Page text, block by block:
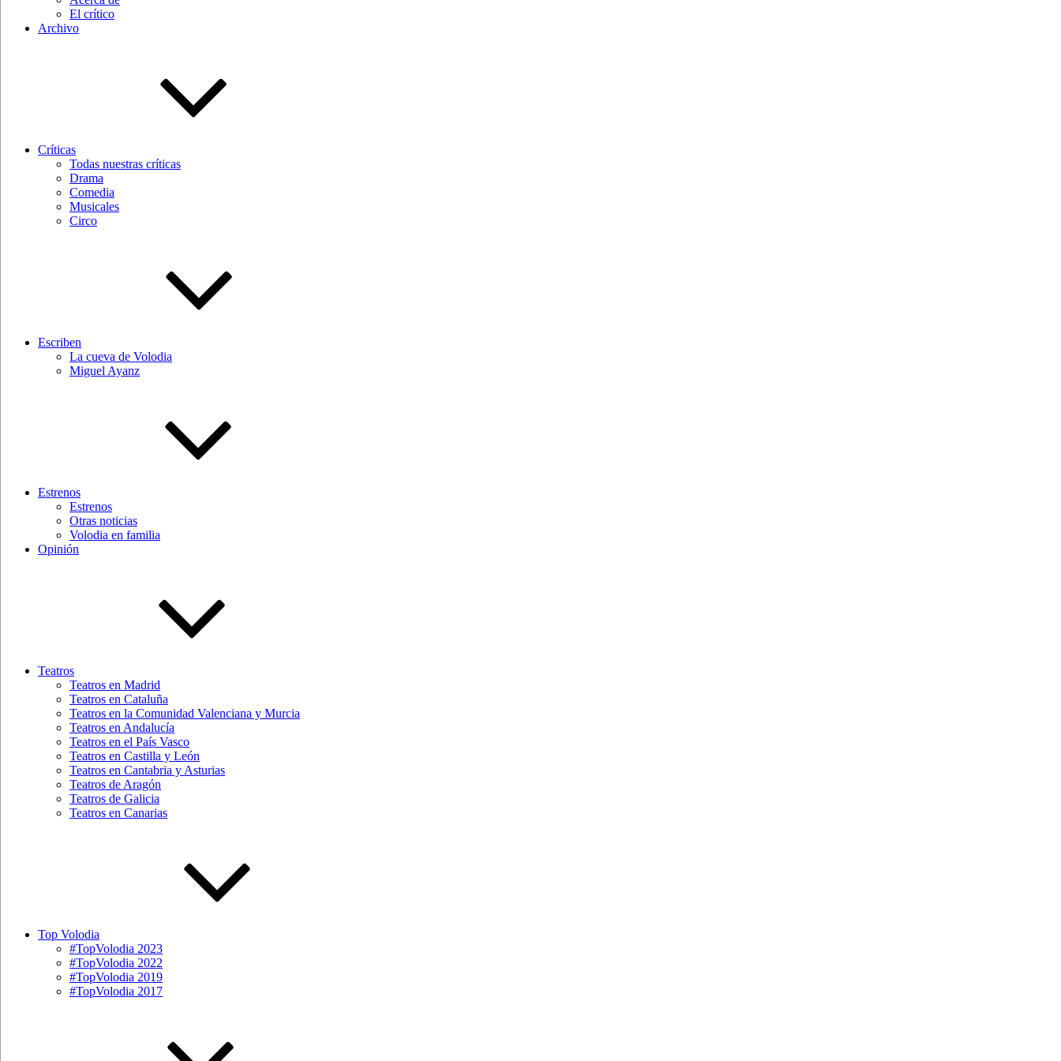
El crítico
Archivo
Críticas
Todas nuestras críticas
Drama
Comedia
Musicales
Circo
Escriben
La cueva de Volodia
Miguel Ayanz
Estrenos
Estrenos
Otras noticias
Volodia en familia
Opinión
Teatros
Teatros en Madrid
Teatros en Cataluña
Teatros en la Comunidad Valenciana y Murcia
Teatros en Andalucía
Teatros en el País Vasco
Teatros en Castilla y León
Teatros en Cantabria y Asturias
Teatros de Aragón
Teatros de Galicia
Teatros en Canarias
Top Volodia
#TopVolodia 2023
#TopVolodia 2022
#TopVolodia 2019
#TopVolodia 2017